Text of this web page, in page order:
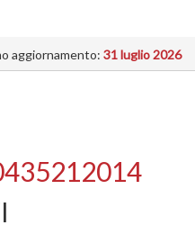
aggiornamento: 31 luglio 2026